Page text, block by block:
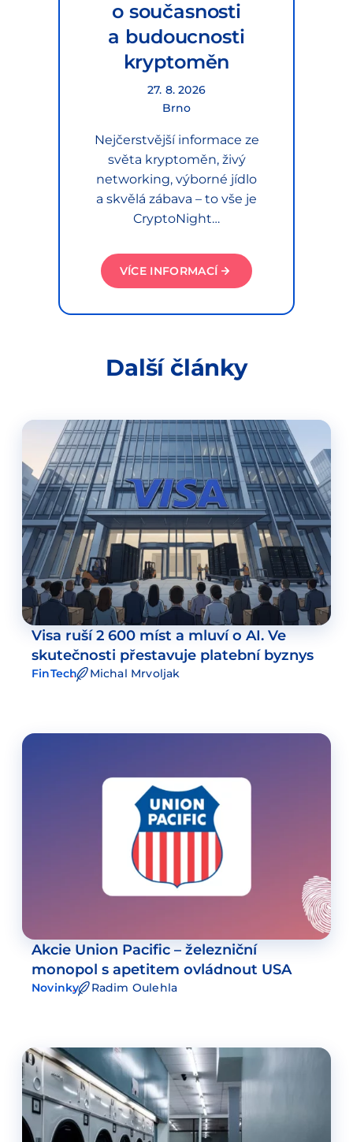
o současnosti
a budoucnosti
kryptoměn
27. 8. 2026
Brno
Nejčerstvější informace ze
světa kryptoměn, živý
networking, výborné jídlo
a skvělá zábava – to vše je
CryptoNight…
VÍCE INFORMACÍ
Další články
Visa ruší 2 600 míst a mluví o AI. Ve
skutečnosti přestavuje platební byznys
FinTech Michal Mrvoljak
Akcie Union Pacific – železniční
monopol s apetitem ovládnout USA
Novinky Radim Oulehla